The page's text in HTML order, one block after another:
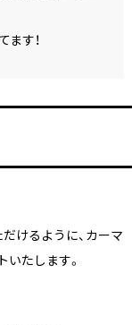
ます！
けるように、 カーマ
たします。